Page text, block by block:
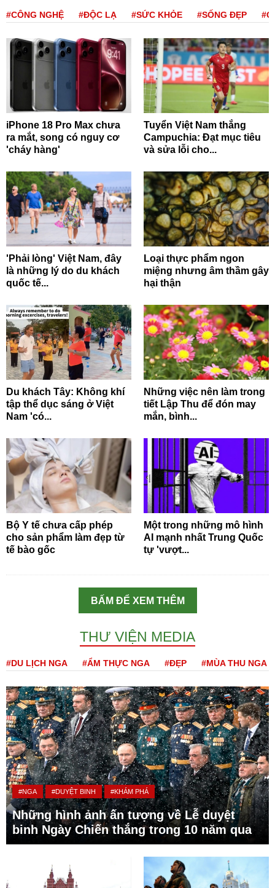
#CÔNG NGHỆ #ĐỘC LẠ #SỨC KHỎE #SỐNG ĐẸP
iPhone 18 Pro Max chưa
ra mắt, song có nguy cơ
'cháy hàng'
Tuyển Việt Nam thắng
Campuchia: Đạt mục tiêu
và sửa lỗi cho...
'Phải lòng' Việt Nam, đây
là những lý do du khách
quốc tế...
Loại thực phẩm ngon
miệng nhưng âm thầm gây
hại thận
Du khách Tây: Không khí
tập thể dục sáng ở Việt
Nam 'có...
Những việc nên làm trong
tiết Lập Thu để đón may
mắn, bình...
Bộ Y tế chưa cấp phép
cho sản phẩm làm đẹp từ
tế bào gốc
Một trong những mô hình
AI mạnh nhất Trung Quốc
tự 'vượt...
BẤM ĐỂ XEM THÊM
THƯ VIỆN MEDIA
#DU LỊCH NGA #ẨM THỰC NGA #ĐẸP #MÙA THU NGA
#NGA #DUYỆT BINH #KHÁM PHÁ
Những hình ảnh ấn tượng về Lễ duyệt
binh Ngày Chiến thắng trong 10 năm qua